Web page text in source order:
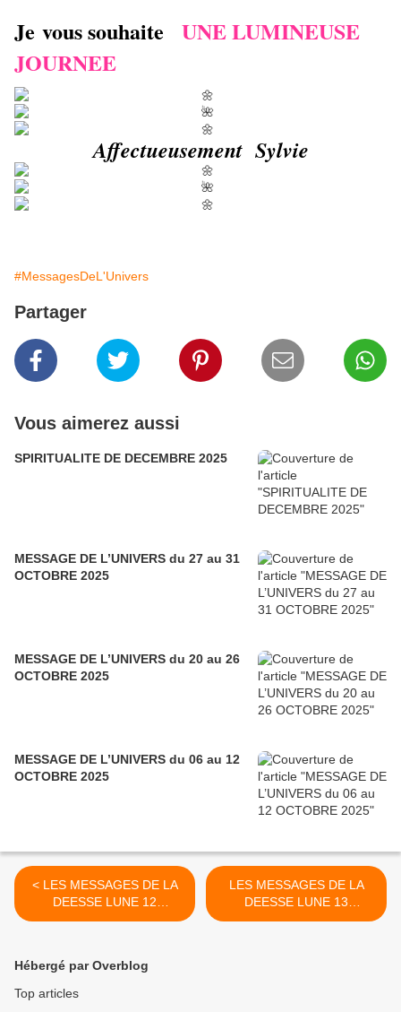
Je vous souhaite UNE LUMINEUSE
JOURNEE
Affectueusement Sylvie
#MessagesDeL'Univers
Partager
Vous aimerez aussi
SPIRITUALITE DE DECEMBRE 2025
MESSAGE DE L’UNIVERS du 27 au 31
OCTOBRE 2025
MESSAGE DE L’UNIVERS du 20 au 26
OCTOBRE 2025
MESSAGE DE L’UNIVERS du 06 au 12
OCTOBRE 2025
< LES MESSAGES DE LA
DEESSE LUNE 12
NOVEMBRE 2020
LES MESSAGES DE LA
DEESSE LUNE 13
NOVEMBRE 2020 >
Hébergé par Overblog
Top articles